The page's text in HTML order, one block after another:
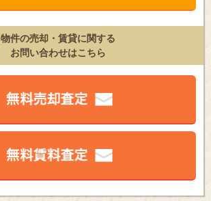
物件の売却・賃貸に関する
お問い合わせはこちら